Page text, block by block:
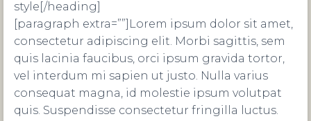
style[/heading]
[paragraph extra=””]Lorem ipsum dolor sit amet,
consectetur adipiscing elit. Morbi sagittis, sem
quis lacinia faucibus, orci ipsum gravida tortor,
vel interdum mi sapien ut justo. Nulla varius
consequat magna, id molestie ipsum volutpat
quis. Suspendisse consectetur fringilla luctus.